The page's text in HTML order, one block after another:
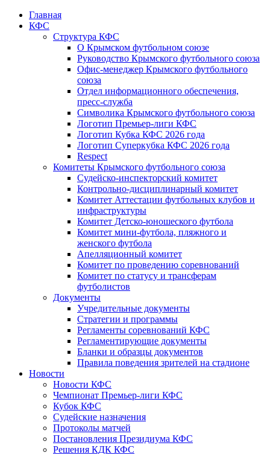
Главная
КФС
Структура КФС
О Крымском футбольном союзе
Руководство Крымского футбольного союза
Офис-менеджер Крымского футбольного
союза
Отдел информационного обеспечения,
пресс-служба
Символика Крымского футбольного союза
Логотип Премьер-лиги КФС
Логотип Кубка КФС 2026 года
Логотип Суперкубка КФС 2026 года
Respect
Комитеты Крымского футбольного союза
Судейско-инспекторский комитет
Контрольно-дисциплинарный комитет
Комитет Аттестации футбольных клубов и
инфраструктуры
Комитет Детско-юношеского футбола
Комитет мини-футбола, пляжного и
женского футбола
Апелляционный комитет
Комитет по проведению соревнований
Комитет по статусу и трансферам
футболистов
Документы
Учредительные документы
Стратегии и программы
Регламенты соревнований КФС
Регламентирующие документы
Бланки и образцы документов
Правила поведения зрителей на стадионе
Новости
Новости КФС
Чемпионат Премьер-лиги КФС
Кубок КФС
Судейские назначения
Протоколы матчей
Постановления Президиума КФС
Решения КДК КФС